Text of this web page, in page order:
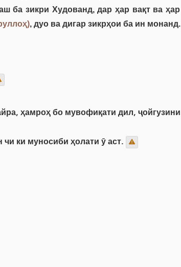
ба зикри Худованд, дар ҳар вақт ва ҳар
, дуо ва дигар зикрҳои ба ин монанд.
ҳамроҳ бо мувофиқати дил, ҷойгузини
ки муносиби ҳолати ӯ аст.